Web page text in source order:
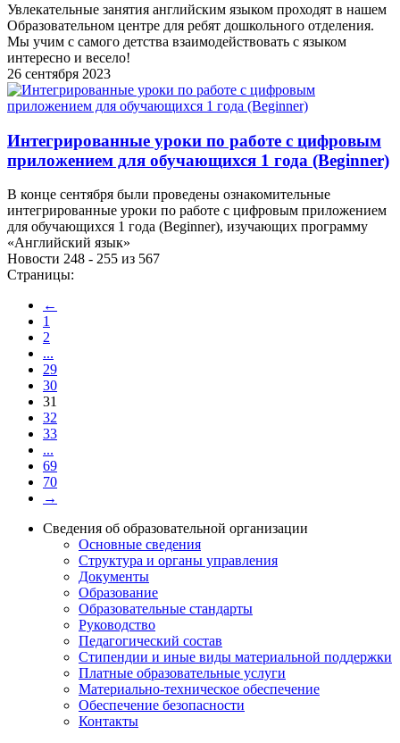
Увлекательные занятия английским языком проходят в нашем
Образовательном центре для ребят дошкольного отделения.
Мы учим с самого детства взаимодействовать с языком
интересно и весело!
26 сентября 2023
Интегрированные уроки по работе с цифровым
приложением для обучающихся 1 года (Beginner)
В конце сентября были проведены ознакомительные
интегрированные уроки по работе с цифровым приложением
для обучающихся 1 года (Beginner), изучающих программу
«Английский язык»
Новости 248 - 255 из 567
Страницы:
←
1
2
...
29
30
31
32
33
...
69
70
→
Сведения об образовательной организации
Основные сведения
Структура и органы управления
Документы
Образование
Образовательные стандарты
Руководство
Педагогический состав
Стипендии и иные виды материальной поддержки
Платные образовательные услуги
Материально-техническое обеспечение
Обеспечение безопасности
Контакты